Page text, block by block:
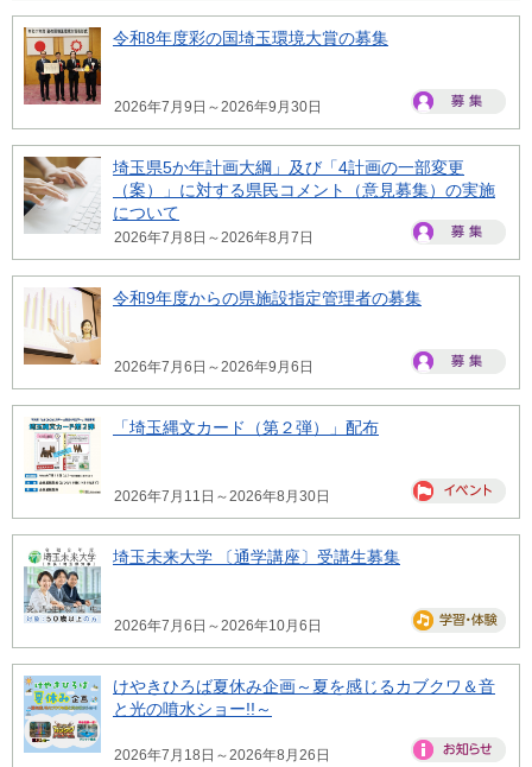
令和8年度彩の国埼玉環境大賞の募集
2026年7月9日～2026年9月30日
埼玉県5か年計画大綱」及び「4計画の一部変更
（案）」に対する県民コメント（意見募集）の実施
について
2026年7月8日～2026年8月7日
令和9年度からの県施設指定管理者の募集
2026年7月6日～2026年9月6日
「埼玉縄文カード（第２弾）」配布
2026年7月11日～2026年8月30日
埼玉未来大学 〔通学講座〕受講生募集
2026年7月6日～2026年10月6日
けやきひろば夏休み企画～夏を感じるカブクワ＆音
と光の噴水ショー!!～
2026年7月18日～2026年8月26日